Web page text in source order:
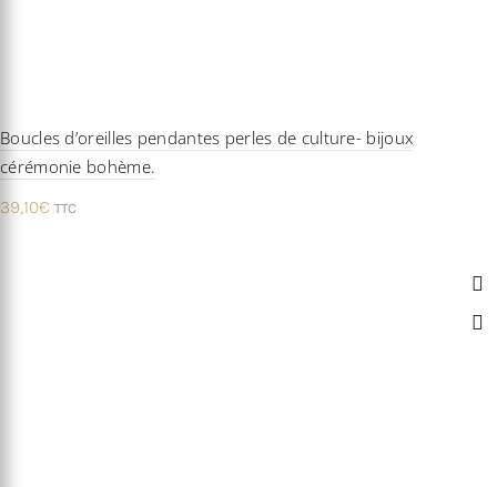
Boucles d’oreilles pendantes perles de culture- bijoux
cérémonie bohème.
39,10€ TTC